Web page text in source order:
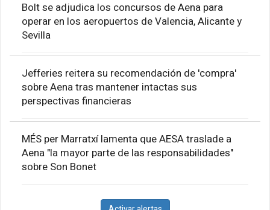
Bolt se adjudica los concursos de Aena para
operar en los aeropuertos de Valencia, Alicante y
Sevilla
Jefferies reitera su recomendación de 'compra'
sobre Aena tras mantener intactas sus
perspectivas financieras
MÉS per Marratxí lamenta que AESA traslade a
Aena "la mayor parte de las responsabilidades"
sobre Son Bonet